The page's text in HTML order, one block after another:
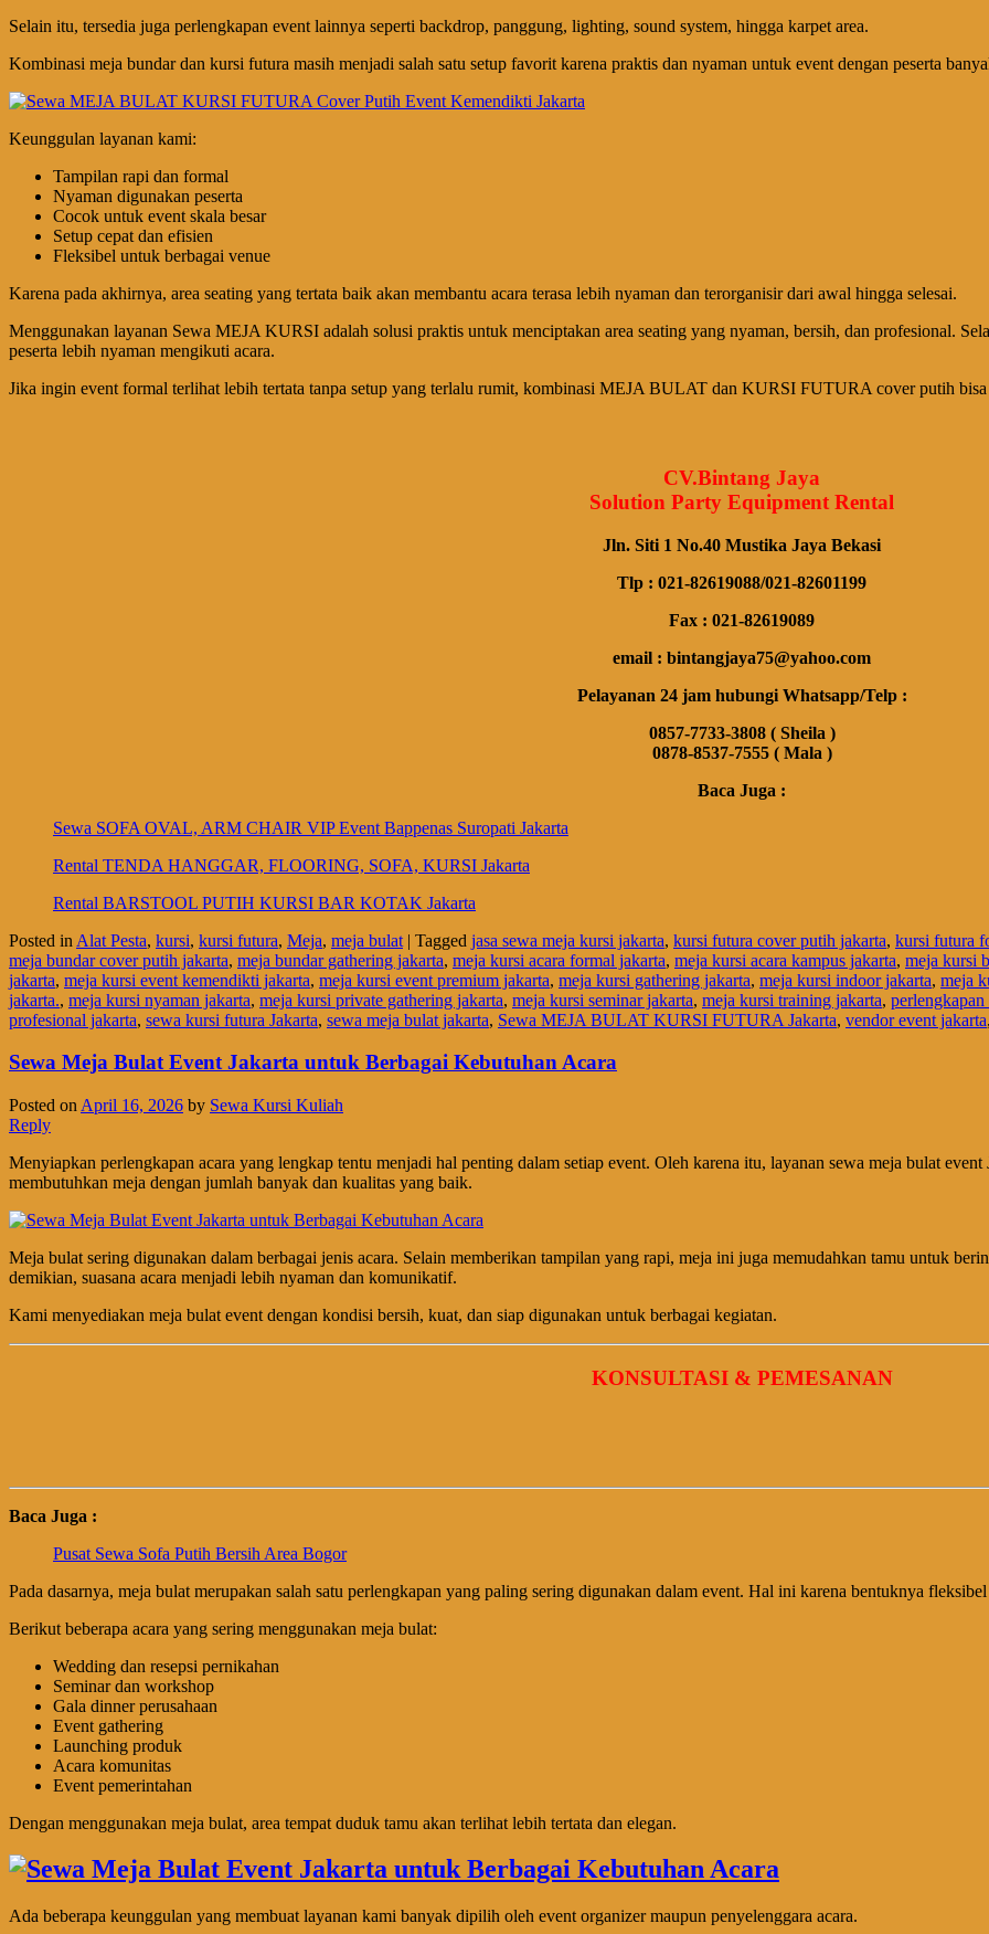
Selain itu, tersedia juga perlengkapan event lainnya seperti backdrop, panggung, lighting, sound system, hingga karpet area.
Kombinasi meja bundar dan kursi futura masih menjadi salah satu setup favorit karena praktis dan nyaman untuk event dengan peserta
Keunggulan layanan kami:
Tampilan rapi dan formal
Nyaman digunakan peserta
Cocok untuk event skala besar
Setup cepat dan efisien
Fleksibel untuk berbagai venue
Karena pada akhirnya, area seating yang tertata baik akan membantu acara terasa lebih nyaman dan terorganisir dari awal hingga selesai.
Menggunakan layanan Sewa MEJA KURSI adalah solusi praktis untuk menciptakan area seating yang nyaman, bersih, dan profesional.
peserta lebih nyaman mengikuti acara.
Jika ingin event formal terlihat lebih tertata tanpa setup yang terlalu rumit, kombinasi MEJA BULAT dan KURSI FUTURA cover putih
CV.Bintang Jaya
Solution Party Equipment Rental
Jln. Siti 1 No.40 Mustika Jaya Bekasi
Tlp : 021-82619088/021-82601199
Fax : 021-82619089
email : bintangjaya75@yahoo.com
Pelayanan 24 jam hubungi Whatsapp/Telp :
0857-7733-3808 ( Sheila )
0878-8537-7555 ( Mala )
Baca Juga :
Sewa SOFA OVAL, ARM CHAIR VIP Event Bappenas Suropati Jakarta
Rental TENDA HANGGAR, FLOORING, SOFA, KURSI Jakarta
Rental BARSTOOL PUTIH KURSI BAR KOTAK Jakarta
Posted in Alat Pesta, kursi, kursi futura, Meja, meja bulat | Tagged jasa sewa meja kursi jakarta, kursi futura cover putih jakarta, kursi futura
meja bundar cover putih jakarta, meja bundar gathering jakarta, meja kursi acara formal jakarta, meja kursi acara kampus jakarta, meja kursi
jakarta, meja kursi event kemendikti jakarta, meja kursi event premium jakarta, meja kursi gathering jakarta, meja kursi indoor jakarta, meja
jakarta., meja kursi nyaman jakarta, meja kursi private gathering jakarta, meja kursi seminar jakarta, meja kursi training jakarta,
profesional jakarta, sewa kursi futura Jakarta, sewa meja bulat jakarta, Sewa MEJA BULAT KURSI FUTURA Jakarta, vendor event jakarta
Sewa Meja Bulat Event Jakarta untuk Berbagai Kebutuhan Acara
Posted on April 16, 2026 by Sewa Kursi Kuliah
Reply
Menyiapkan perlengkapan acara yang lengkap tentu menjadi hal penting dalam setiap event. Oleh karena itu, layanan sewa meja bulat
membutuhkan meja dengan jumlah banyak dan kualitas yang baik.
Meja bulat sering digunakan dalam berbagai jenis acara. Selain memberikan tampilan yang rapi, meja ini juga memudahkan tamu untuk
demikian, suasana acara menjadi lebih nyaman dan komunikatif.
Kami menyediakan meja bulat event dengan kondisi bersih, kuat, dan siap digunakan untuk berbagai kegiatan.
KONSULTASI & PEMESANAN
Baca Juga :
Pusat Sewa Sofa Putih Bersih Area Bogor
Pada dasarnya, meja bulat merupakan salah satu perlengkapan yang paling sering digunakan dalam event. Hal ini karena bentuknya
Berikut beberapa acara yang sering menggunakan meja bulat:
Wedding dan resepsi pernikahan
Seminar dan workshop
Gala dinner perusahaan
Event gathering
Launching produk
Acara komunitas
Event pemerintahan
Dengan menggunakan meja bulat, area tempat duduk tamu akan terlihat lebih tertata dan elegan.
Ada beberapa keunggulan yang membuat layanan kami banyak dipilih oleh event organizer maupun penyelenggara acara.